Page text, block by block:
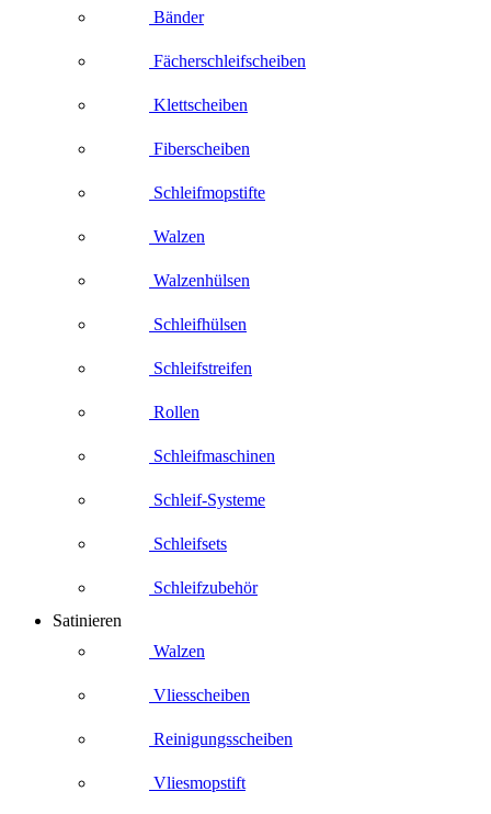
Bänder
Fächerschleifscheiben
Klettscheiben
Fiberscheiben
Schleifmopstifte
Walzen
Walzenhülsen
Schleifhülsen
Schleifstreifen
Rollen
Schleifmaschinen
Schleif-Systeme
Schleifsets
Schleifzubehör
Satinieren
Walzen
Vliesscheiben
Reinigungsscheiben
Vliesmopstift